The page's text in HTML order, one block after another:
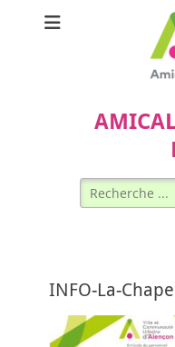
Rechercher :
INFO-La-